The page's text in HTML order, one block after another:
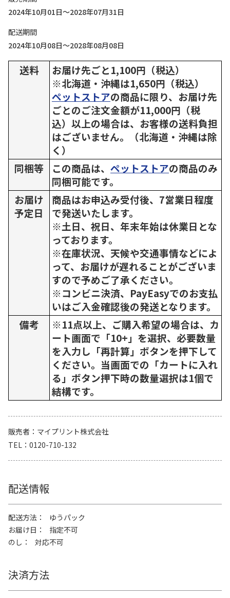
2024年10月01日～2028年07月31日
配送期間
2024年10月08日～2028年08月08日
送料
お届け先ごと1,100円（税込）
※北海道・沖縄は1,650円（税込）
ペットストアの商品に限り、お届け先
ごとのご注文金額が11,000円（税
込）以上の場合は、お客様の送料負担
はございません。（北海道・沖縄は除
く）
同梱等
この商品は、 ペットストアの商品のみ
同梱可能です。
お届け
予定日
商品はお申込み受付後、7営業日程度
で発送いたします。
※土日、祝日、年末年始は休業日とな
っております。
※在庫状況、天候や交通事情などによ
って、お届けが遅れることがございま
すので予めご了承ください。
※コンビニ決済、PayEasyでのお支払
いはご入金確認後の発送となります。
備考
※11点以上、ご購入希望の場合は、カ
ート画面で「10+」を選択、必要数量
を入力し「再計算」ボタンを押下して
ください。当画面での「カートに入れ
る」ボタン押下時の数量選択は1個で
結構です。
販売者
マイプリント株式会社
TEL
0120-710-132
配送情報
配送方法
ゆうパック
お届け日
指定不可
のし
対応不可
決済方法